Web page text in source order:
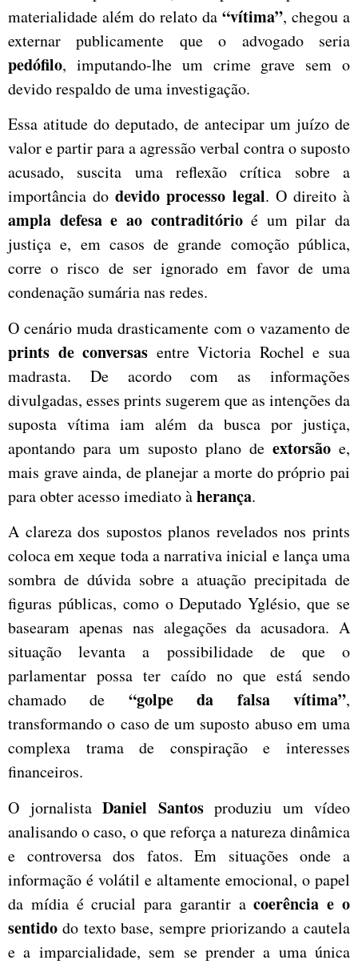
materialidade além do relato da “vítima”, chegou a
externar publicamente que o advogado seria
pedófilo, imputando-lhe um crime grave sem o
devido respaldo de uma investigação.
Essa atitude do deputado, de antecipar um juízo de
valor e partir para a agressão verbal contra o suposto
acusado, suscita uma reflexão crítica sobre a
importância dodevido processo legal. O direito à
ampla defesa e ao contraditórioé um pilar da
justiça e, em casos de grande comoção pública,
corre o risco de ser ignorado em favor de uma
condenação sumária nas redes.
O cenário muda drasticamente com o vazamento de
prints de conversas entre Victoria Rochel e sua
madrasta. De acordo com as informações
divulgadas, esses prints sugerem que as intenções da
suposta vítima iam além da busca por justiça,
apontando para um suposto plano de extorsão e,
mais grave ainda, de planejar a morte do próprio pai
para obter acesso imediato àherança.
A clareza dos supostos planos revelados nos prints
coloca em xeque toda a narrativa inicial e lança uma
sombra de dúvida sobre a atuação precipitada de
figuras públicas, como o Deputado Yglésio, que se
basearam apenas nas alegações da acusadora. A
situação levanta a possibilidade de que o
parlamentar possa ter caído no que está sendo
chamado de “golpe da falsa vítima”,
transformando o caso de um suposto abuso em uma
complexa trama de conspiração e interesses
financeiros.
O jornalista Daniel Santosproduziu um vídeo
analisando o caso, o que reforça a natureza dinâmica
e controversa dos fatos. Em situações onde a
informação é volátil e altamente emocional, o papel
da mídia é crucial para garantir acoerência e o
sentido do texto base, sempre priorizando a cautela
e a imparcialidade, sem se prender a uma única